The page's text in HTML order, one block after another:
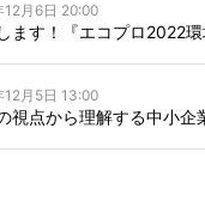
12月6日 20:00
ます！『エコプロ2022環
12月5日 13:00
視点から理解する中小